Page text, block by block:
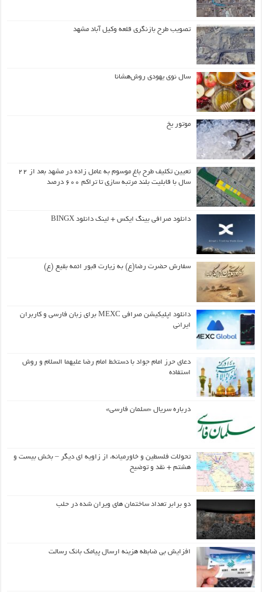
تصویب طرح بازنگری قلعه وکیل آباد مشهد
سال نوی یهودی روش‌هشانا
موتور یخ
تعیین تکلیف طرح باغ موسوم به عامل زاده در مشهد بعد از ۲۲
سال با قابلیت بلند مرتبه سازی تا تراکم ۶۰۰ درصد
دانلود صرافی بینگ ایکس + لینک دانلود BINGX
سفارش حضرت رضا(ع) به زیارت قبور ائمه بقیع (ع)
دانلود اپلیکیشن صرافی MEXC برای زبان فارسی و کاربران
ایرانی
دعای حرز امام جواد با دستخط امام رضا علیهما السلام و روش
استفاده
درباره سریال «سلمان فارسی»
تحولات فلسطین و خاورمیانه، از زاویه ای دیگر – بخش بیست و
هشتم + نقد و توضیح
دو برابر تعداد ساختمان های ویران شده در حلب
افزایش بی ضابطه هزینه ارسال پیامک بانک رسالت